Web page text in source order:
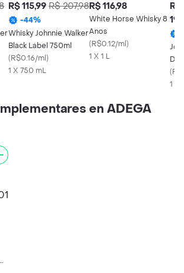
R$ 115,99 R$ 207,98
-44%
Whisky Johnnie Walker
Black Label 750ml
(R$0.16/ml)
1 X 750 mL
R$ 116,98
White Horse Whisky 8
Anos
(R$0.12/ml)
1 X 1 L
R$
(
1 X
en ADEGA